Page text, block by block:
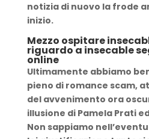
notizia di nuovo la frode
inizio.
Mezzo ospitare
riguardo a insecable
online
Ultimamente abbiamo
pieno di romance scam,
del avvenimento ora
illusione di Pamela Prati
Non sappiamo